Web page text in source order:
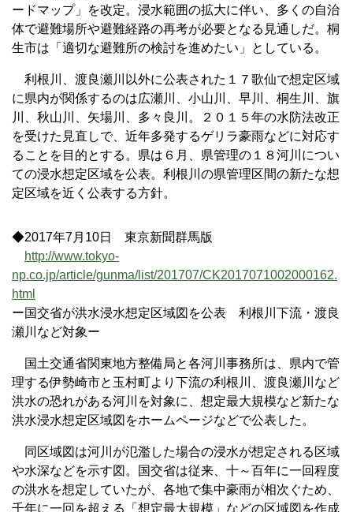
ードマップ」を改定。浸水範囲の拡大に伴い、多くの自治
体で避難場所や避難経路の再考が必要となる見通しだ。桐
生市は「適切な避難所の検討を進めたい」としている。
利根川、渡良瀬川以外に公表された１７歌仙で想定区域
に県内が関係するのは広瀬川、小山川、早川、桐生川、旗
川、秋山川、矢場川、多々良川。２０１５年の水防法改正
を受けた見直しで、近年多発するゲリラ豪雨などに対応す
ることを目的とする。県は６月、県管理の１８河川につい
ての浸水想定区域を公表。利根川の県管理区間の新たな想
定区域を近く公表する方針。
◆2017年7月10日 東京新聞群馬版
http://www.tokyo-
np.co.jp/article/gunma/list/201707/CK2017071002000162.
html
ー国交省が洪水浸水想定区域図を公表 利根川下流・渡良
瀬川など対象ー
国土交通省関東地方整備局と各河川事務所は、県内で管
理する伊勢崎市と玉村町より下流の利根川、渡良瀬川など
洪水の恐れがある河川を対象に、想定最大規模など新たな
洪水浸水想定区域図をホームページなどで公表した。
同区域図は河川が氾濫した場合の浸水が想定される区域
や水深などを示す図。国交省は従来、十～百年に一回程度
の洪水を想定していたが、各地で集中豪雨が相次ぐため、
千年に一回を超える「想定最大規模」などの区域図を作成